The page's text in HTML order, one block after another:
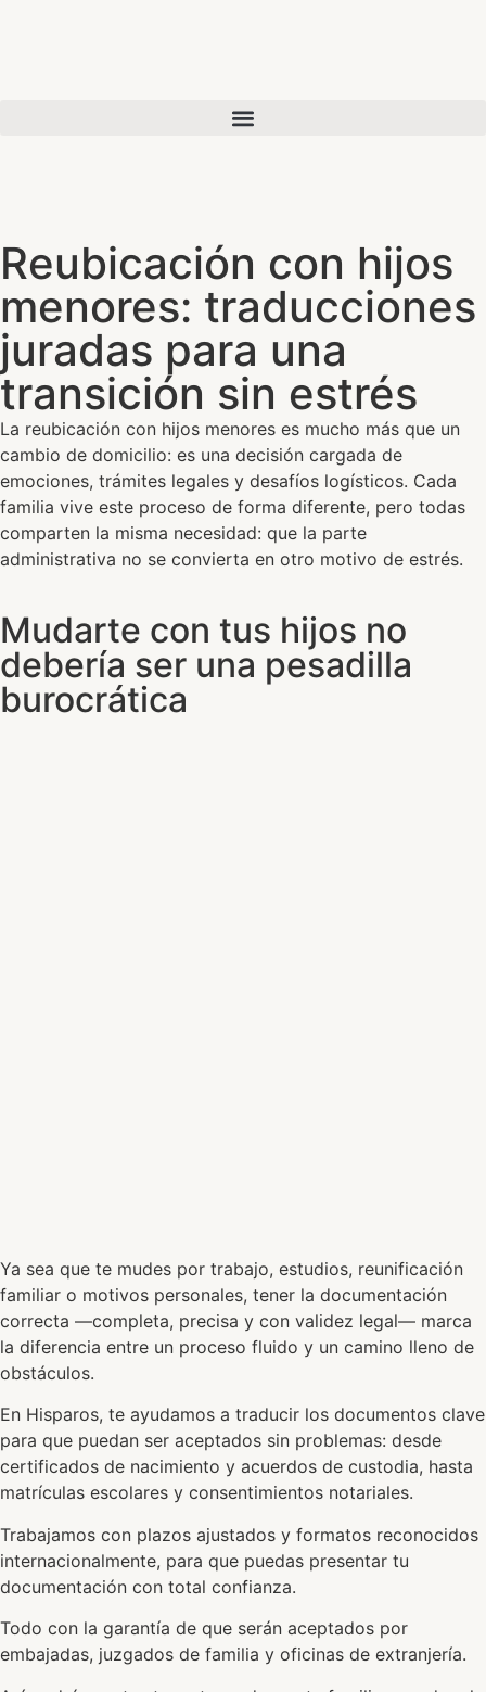
Reubicación con hijos
menores: traducciones
juradas para una
transición sin estrés
La reubicación con hijos menores es mucho más que un
cambio de domicilio: es una decisión cargada de
emociones, trámites legales y desafíos logísticos. Cada
familia vive este proceso de forma diferente, pero todas
comparten la misma necesidad: que la parte
administrativa no se convierta en otro motivo de estrés.
Mudarte con tus hijos no
debería ser una pesadilla
burocrática
Ya sea que te mudes por trabajo, estudios, reunificación
familiar o motivos personales, tener la documentación
correcta —completa, precisa y con validez legal— marca
la diferencia entre un proceso fluido y un camino lleno de
obstáculos.
En Hisparos, te ayudamos a traducir los documentos clave
para que puedan ser aceptados sin problemas: desde
certificados de nacimiento y acuerdos de custodia, hasta
matrículas escolares y consentimientos notariales.
Trabajamos con plazos ajustados y formatos reconocidos
internacionalmente, para que puedas presentar tu
documentación con total confianza.
Todo con la garantía de que serán aceptados por
embajadas, juzgados de familia y oficinas de extranjería.